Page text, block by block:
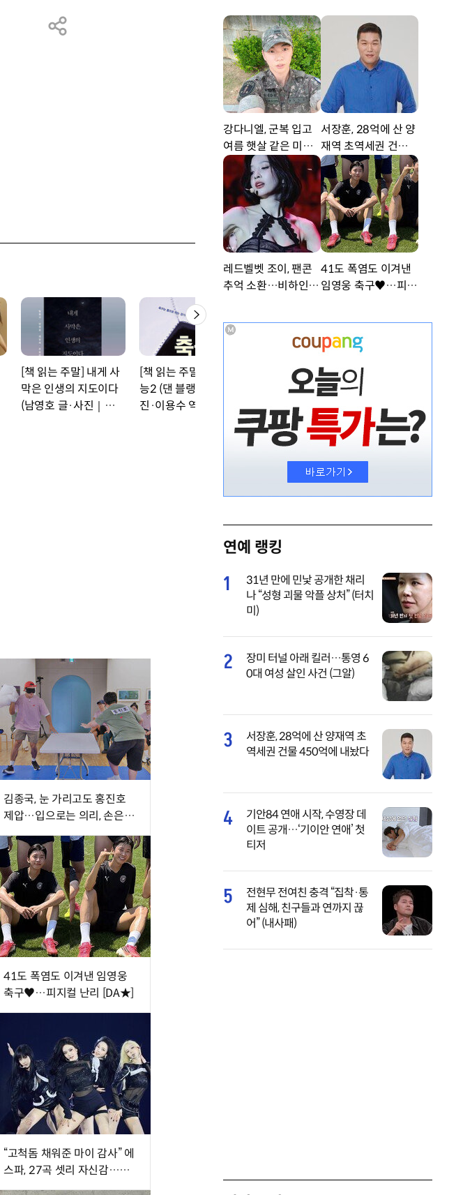
[책 읽는 주말] 내게 사
막은 인생의 지도이다
(남영호 글·사진｜세종
[책 읽는 주말] 축구지
능2 (댄 블랭크 저/김용
진·이용수 역｜푸른솔)
김종국, 눈 가리고도 홍진호
제압…입으로는 의리, 손은
배신 (런닝맨)
41도 폭염도 이겨낸 임영웅
축구♥…피지컬 난리 [DA★]
“고척돔 채워준 마이 감사” 에
스파, 27곡 셋리 자신감…새
투어 시작 (종합)[DA현장]
강다니엘, 군복 입고
여름 햇살 같은 미소
‘잘생겼어’ [DA★]
서장훈, 28억에 산 양
재역 초역세권 건물 4
50억에 내놨다
레드벨벳 조이, 팬콘
추억 소환…비하인드
41도 폭염도 이겨낸
임영웅 축구♥…피지
연예 랭킹
1
31년 만에 민낯 공개한 채리
나 “성형 괴물 악플 상처” (터치
미)
2
장미 터널 아래 킬러…통영 6
0대 여성 살인 사건 (그알)
3
서장훈, 28억에 산 양재역 초
역세권 건물 450억에 내놨다
4
기안84 연애 시작, 수영장 데
이트 공개…‘기이안 연애’ 첫
티저
5
전현무 전여친 충격 “집착·통
제 심해, 친구들과 연까지 끊
어” (내사패)